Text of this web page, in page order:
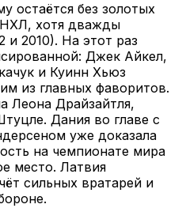
остаётся без золотых
НХЛ, хотя дважды
и 2010). На этот раз
Джек Айкел,
и Куинн Хьюз
из главных фаворитов.
Леона Драйзайтля,
Дания во главе с
уже доказала
на чемпионате мира
место. Латвия
сильных вратарей и